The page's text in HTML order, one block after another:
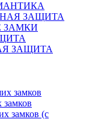
ЗАЩИТА
ЗАМКИ
ЗАЩИТА
замков
замков (с